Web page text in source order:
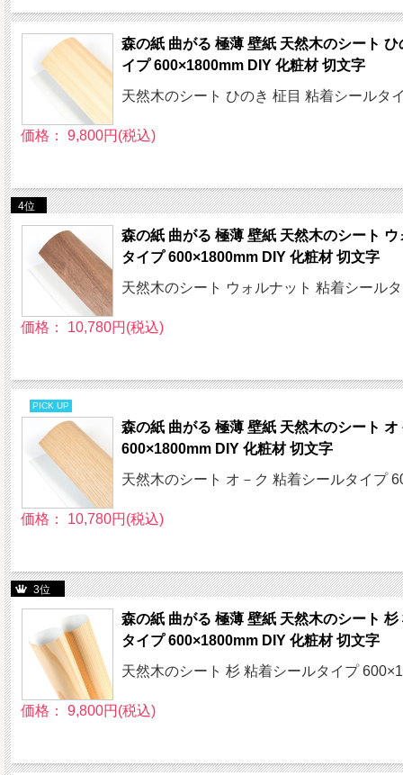
森の紙 曲がる 極薄 壁紙 天然木のシート
イプ 600×1800mm DIY 化粧材 切文字
天然木のシート ひのき 柾目 粘着シールタ
価格： 9,800円(税込)
4位
森の紙 曲がる 極薄 壁紙 天然木のシート
タイプ 600×1800mm DIY 化粧材 切文字
天然木のシート ウォルナット 粘着シール
価格： 10,780円(税込)
PICK UP
森の紙 曲がる 極薄 壁紙 天然木のシート
600×1800mm DIY 化粧材 切文字
天然木のシート オ－ク 粘着シールタイプ
価格： 10,780円(税込)
3位
森の紙 曲がる 極薄 壁紙 天然木のシート
タイプ 600×1800mm DIY 化粧材 切文字
天然木のシート 杉 粘着シールタイプ
価格： 9,800円(税込)